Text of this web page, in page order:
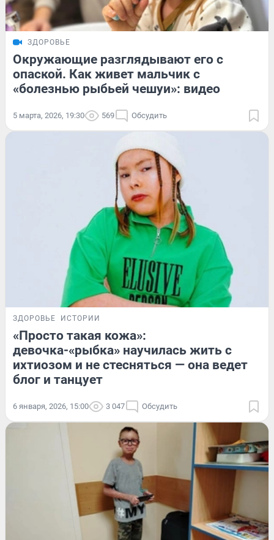
ЗДОРОВЬЕ
Окружающие разглядывают его с
опаской. Как живет мальчик с
«болезнью рыбьей чешуи»: видео
5 марта, 2026, 19:30 569 Обсудить
ЗДОРОВЬЕ ИСТОРИИ
«Просто такая кожа»:
девочка-«рыбка» научилась жить с
ихтиозом и не стесняться — она ведет
блог и танцует
6 января, 2026, 15:00 3 047 Обсудить